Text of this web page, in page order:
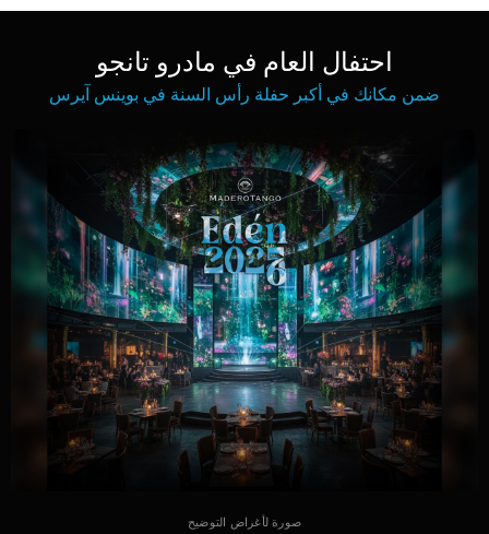
احتفال العام في مادرو تانجو
ضمن مكانك في أكبر حفلة رأس السنة في بوينس آيرس
صورة لأغراض التوضيح